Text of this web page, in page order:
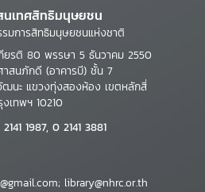
นเทศสิทธิมนุษยชน
มการสิทธิมนุษยชนแห่งชาติ
ยรติ 80 พรรษา 5 ธันวาคม 2550
าสนภักดี (อาคารบี) ชั้น 7
นะ แขวงทุ่งสองห้อง เขตหลักสี่
เทพฯ 10210
1987, 0 2141 3881
library@nhrc.or.th